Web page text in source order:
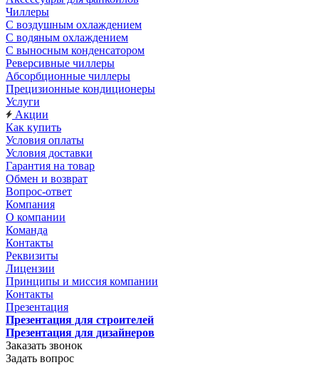
Чиллеры
С воздушным охлаждением
С водяным охлаждением
С выносным конденсатором
Реверсивные чиллеры
Абсорбционные чиллеры
Прецизионные кондиционеры
Услуги
Акции
Как купить
Условия оплаты
Условия доставки
Гарантия на товар
Обмен и возврат
Вопрос-ответ
Компания
О компании
Команда
Контакты
Реквизиты
Лицензии
Принципы и миссия компании
Контакты
Презентация
Презентация для строителей
Презентация для дизайнеров
Заказать звонок
Задать вопрос